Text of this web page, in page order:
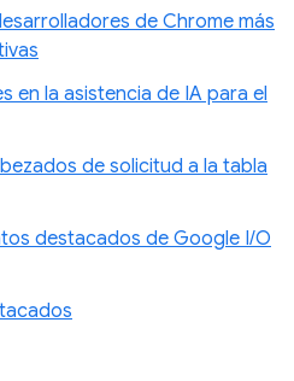
de Chrome más
en la asistencia de IA para el
de solicitud a la tabla
destacados de Google I/O